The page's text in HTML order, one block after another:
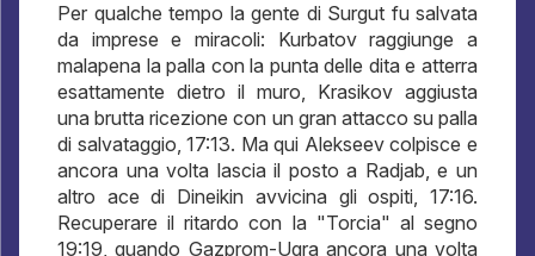
Per qualche tempo la gente di Surgut fu salvata
da imprese e miracoli: Kurbatov raggiunge a
malapena la palla con la punta delle dita e atterra
esattamente dietro il muro, Krasikov aggiusta
una brutta ricezione con un gran attacco su palla
di salvataggio, 17:13. Ma qui Alekseev colpisce e
ancora una volta lascia il posto a Radjab, e un
altro ace di Dineikin avvicina gli ospiti, 17:16.
Recuperare il ritardo con la "Torcia" al segno
19:19, quando Gazprom-Ugra ancora una volta